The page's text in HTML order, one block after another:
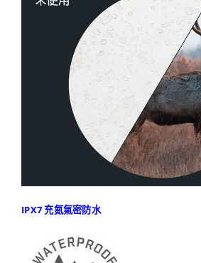
IPX7 充氮氣密防水